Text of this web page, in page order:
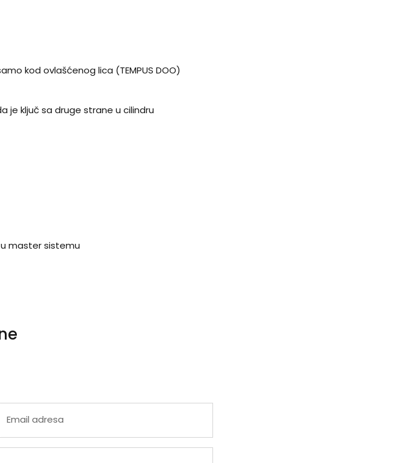
kod ovlašćenog lica (TEMPUS DOO)
je ključ sa druge strane u cilindru
u master sistemu
Email adresa